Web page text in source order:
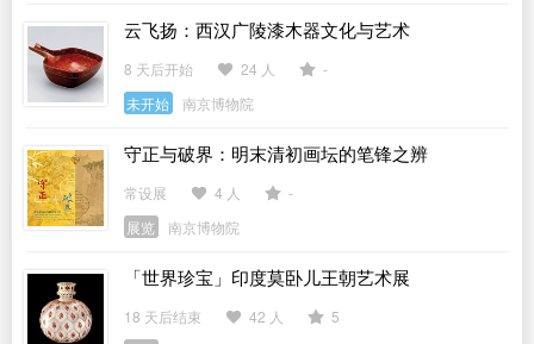
云飞扬：西汉广陵漆木器文化与艺术
8 天后开始 24 人
-
未开始
南京博物院
守正与破界：明末清初画坛的笔锋之辨
常设展 4 人
-
展览
南京博物院
「世界珍宝」印度莫卧儿王朝艺术展
18 天后结束 42 人
5